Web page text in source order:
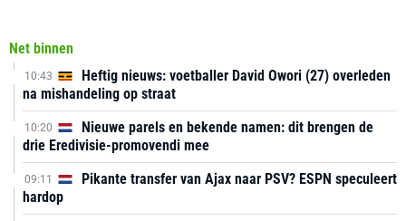
Net binnen
10:43
Heftig nieuws: voetballer David Owori (27) overleden
na mishandeling op straat
10:20
Nieuwe parels en bekende namen: dit brengen de
drie Eredivisie-promovendi mee
09:11
Pikante transfer van Ajax naar PSV? ESPN speculeert
hardop